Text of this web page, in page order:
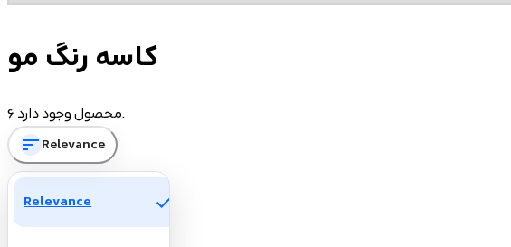
کاسه رنگ مو
6 محصول وجود دارد.
sortRelevance
Relevance check